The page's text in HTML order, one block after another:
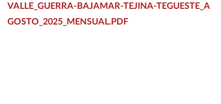
VALLE_GUERRA-BAJAMAR-TEJINA-TEGUESTE_A
GOSTO_2025_MENSUAL.PDF